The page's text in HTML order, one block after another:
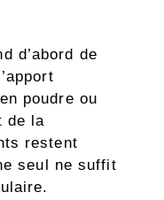
d’abord de
poudre ou
de la
restent
seul ne suffit